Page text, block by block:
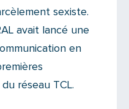
sexiste.
avait lancé une
en
réseau TCL.